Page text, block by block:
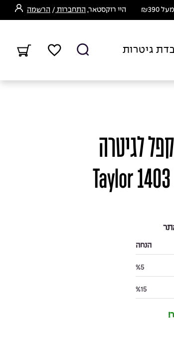
היי רוקסטאר, התחברות / הרשמה
גיטרות
לגיטרה
הנחה
%5
%15